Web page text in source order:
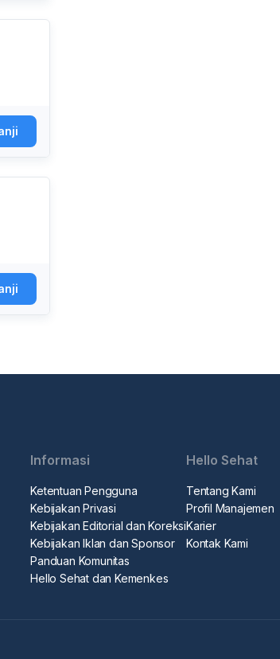
Informasi
Ketentuan Pengguna
Kebijakan Privasi
Kebijakan Editorial dan Koreksi
Kebijakan Iklan dan Sponsor
Panduan Komunitas
Hello Sehat dan Kemenkes
Hello Sehat
Tentang Kami
Profil Manajemen
Karier
Kontak Kami